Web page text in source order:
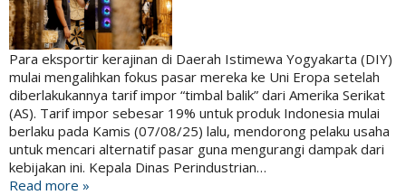
Para eksportir kerajinan di Daerah Istimewa Yogyakarta (DIY)
mulai mengalihkan fokus pasar mereka ke Uni Eropa setelah
diberlakukannya tarif impor “timbal balik” dari Amerika Serikat
(AS). Tarif impor sebesar 19% untuk produk Indonesia mulai
berlaku pada Kamis (07/08/25) lalu, mendorong pelaku usaha
untuk mencari alternatif pasar guna mengurangi dampak dari
kebijakan ini. Kepala Dinas Perindustrian…
Read more »